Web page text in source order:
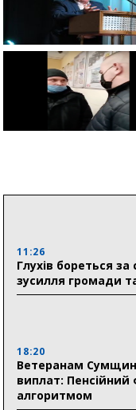
11:26
Глухів бореться за
зусилля громади
18:20
Ветеранам
виплат:
алгоритмом